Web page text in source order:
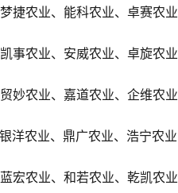
捷农业、能科农业、卓赛农业
事农业、安威农业、卓旋农业
妙农业、嘉道农业、企维农业
洋农业、鼎广农业、浩宁农业
宏农业、和若农业、乾凯农业